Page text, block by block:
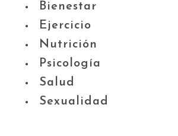
Bienestar
Ejercicio
Nutrición
Psicología
Salud
Sexualidad